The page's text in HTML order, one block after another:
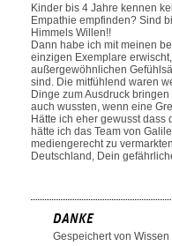
Kinder bis 4 Jahre kennen
Empathie empfinden? Sind
Himmels Willen!!
Dann habe ich mit meinen
einzigen Exemplare
außergewöhnlichen
sind. Die mitfühlend waren
Dinge zum Ausdruck
auch wussten, wenn eine
Hätte ich eher gewusst
hätte ich das Team von
mediengerecht zu
Deutschland, Dein
DANKE
Gespeichert von Wissen